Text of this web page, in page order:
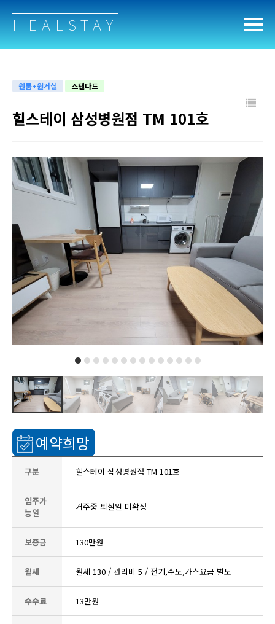
HEALSTAY
원룸+원거실 스탠다드
힐스테이 삼성병원점 TM 101호
예약희망
구분 힐스테이 삼성병원점 TM 101호
입주가
능일
거주중 퇴실일 미확정
보증금 130만원
월세 월세 130 / 관리비 5 / 전기,수도,가스요금 별도
수수료 13만원